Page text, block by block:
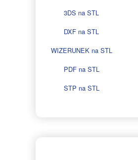
3DS na STL
DXF na STL
WIZERUNEK na STL
PDF na STL
STP na STL